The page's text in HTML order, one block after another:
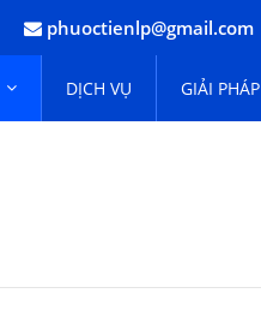
phuoctienlp@gmail.com
DỊCH VỤ GIẢI PHÁP